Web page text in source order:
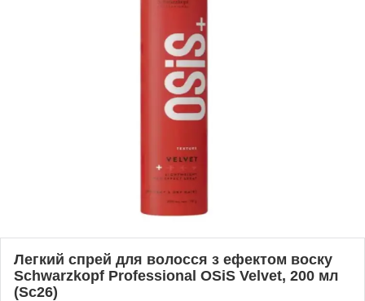
Легкий спрей для волосся з ефектом воску
Schwarzkopf Professional OSiS Velvet, 200 мл
(Sc26)